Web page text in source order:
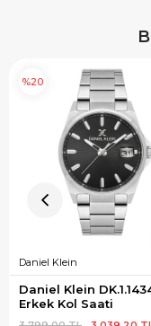
Daniel Klein
Daniel Klein
Erkek Kol Saati
%20